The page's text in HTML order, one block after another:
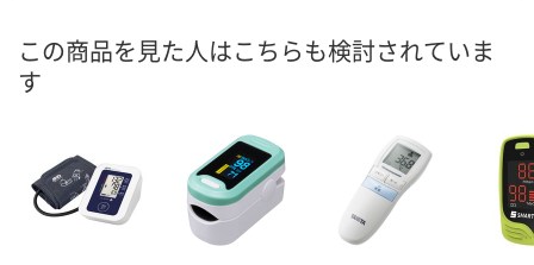
8月11日（火）
カゴへ カゴへ カ
この商品を見た人はこちらも検討されていま
す